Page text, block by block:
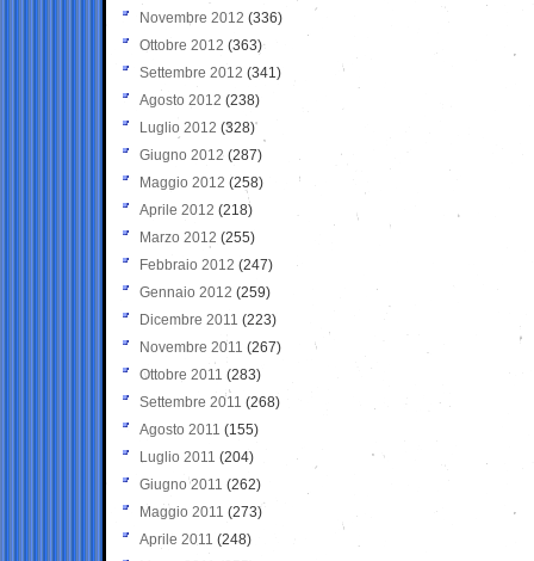
Novembre 2012 (336)
Ottobre 2012 (363)
Settembre 2012 (341)
Agosto 2012 (238)
Luglio 2012 (328)
Giugno 2012 (287)
Maggio 2012 (258)
Aprile 2012 (218)
Marzo 2012 (255)
Febbraio 2012 (247)
Gennaio 2012 (259)
Dicembre 2011 (223)
Novembre 2011 (267)
Ottobre 2011 (283)
Settembre 2011 (268)
Agosto 2011 (155)
Luglio 2011 (204)
Giugno 2011 (262)
Maggio 2011 (273)
Aprile 2011 (248)